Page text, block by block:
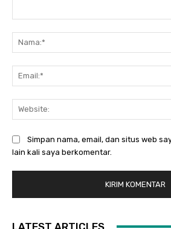
Simpan nama, email, dan situs web
lain kali saya berkomentar.
LATEST ARTICLES